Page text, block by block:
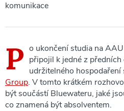
komunikace
P o ukončení studia na
připojil k jedné z
udržitelného hospodaření
Group. V tomto krátkém
být součástí Bluewateru, jaké
co znamená být absolventem.